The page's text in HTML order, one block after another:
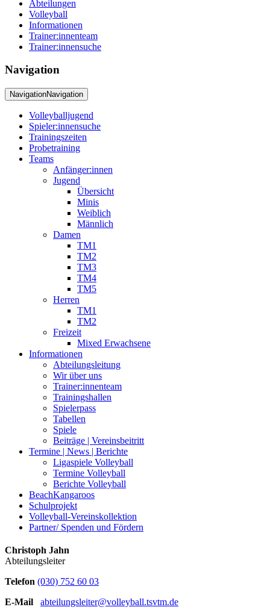
Abteilungen
Volleyball
Informationen
Trainer:innenteam
Trainer:innensuche
Navigation
NavigationNavigation
Volleyballjugend
Spieler:innensuche
Trainingszeiten
Probetraining
Teams
Anfänger:innen
Jugend
Übersicht
Minis
Weiblich
Männlich
Damen
TM1
TM2
TM3
TM4
TM5
Herren
TM1
TM2
Freizeit
Mixed Erwachsene
Informationen
Abteilungsleitung
Wir über uns
Trainer:innenteam
Trainingshallen
Spielerpass
Tabellen
Spiele
Beiträge | Vereinsbeitritt
Termine | News | Berichte
Ligaspiele Volleyball
Termine Volleyball
Berichte Volleyball
BeachKangaroos
Schulprojekt
Volleyball-Vereinskollektion
Partner/ Spenden und Fördern
Christoph Jahn
Abteilungsleiter
Telefon (030) 752 60 03
E-Mail abteilungsleiter@volleyball.tsvtm.de